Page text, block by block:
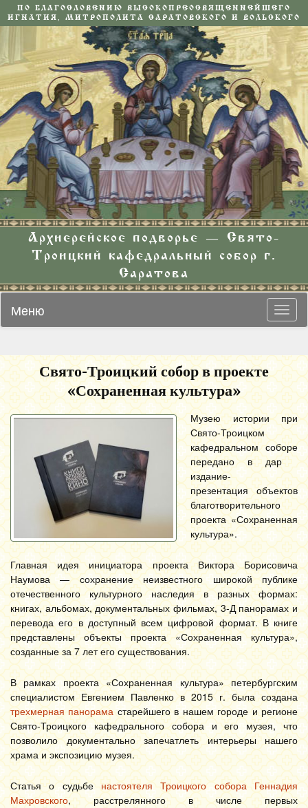
ПО БЛАГОСЛОВЕНИЮ ВЫСОКОПРЕОСВЯЩЕННЕЙШЕГО
ИГНАТИЯ, МИТРОПОЛИТА САРАТОВСКОГО И ВОЛЬСКОГО
Архиерейское подворье — Свято-
Троицкий кафедральный собор г.
Саратова
Меню
Свято-Троицкий собор в проекте
«Сохраненная культура»
Музею истории при
Свято-Троицком
кафедральном соборе
передано в дар
издание-
презентация объектов
благотворительного
проекта «Сохраненная
культура».
Главная идея инициатора проекта Виктора Борисовича
Наумова — сохранение неизвестного широкой публике
отечественного культурного наследия в разных формах:
книгах, альбомах, документальных фильмах, 3-Д панорамах и
перевода его в доступный всем цифровой формат. В книге
представлены объекты проекта «Сохраненная культура»,
созданные за 7 лет его существования.
В рамках проекта «Сохраненная культура» петербургским
специалистом Евгением Павленко в 2015 г. была создана
трехмерная панорамастарейшего в нашем городе и регионе
Свято-Троицкого кафедрального собора и его музея, что
позволило документально запечатлеть интерьеры нашего
храма и экспозицию музея.
Статья о судьбе настоятеля Троицкого собора Геннадия
Махровского, расстрелянного в числе первых